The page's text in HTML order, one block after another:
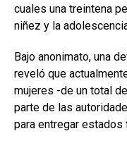
cuales una treintena
niñez y la
Bajo anonimato, una
reveló que
mujeres -de un total
parte de las
para entregar estados